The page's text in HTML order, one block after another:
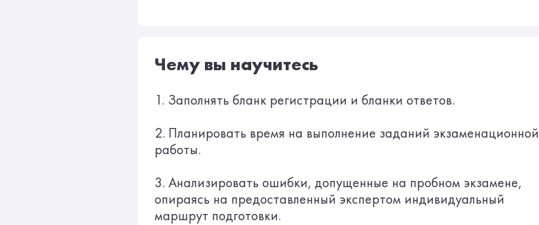
Чему вы научитесь
1. Заполнять бланк регистрации и бланки ответов.
2. Планировать время на выполнение заданий экзаменационной
работы.
3. Анализировать ошибки, допущенные на пробном экзамене,
опираясь на предоставленный экспертом индивидуальный
маршрут подготовки.